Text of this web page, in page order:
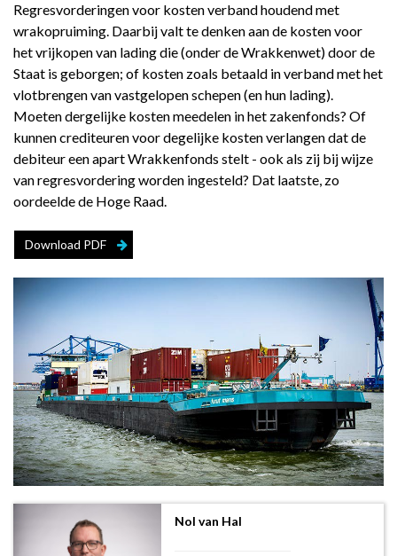
Regresvorderingen voor kosten verband houdend met
wrakopruiming. Daarbij valt te denken aan de kosten voor
het vrijkopen van lading die (onder de Wrakkenwet) door de
Staat is geborgen; of kosten zoals betaald in verband met het
vlotbrengen van vastgelopen schepen (en hun lading).
Moeten dergelijke kosten meedelen in het zakenfonds? Of
kunnen crediteuren voor degelijke kosten verlangen dat de
debiteur een apart Wrakkenfonds stelt - ook als zij bij wijze
van regresvordering worden ingesteld? Dat laatste, zo
oordeelde de Hoge Raad.
Download PDF
Nol van Hal